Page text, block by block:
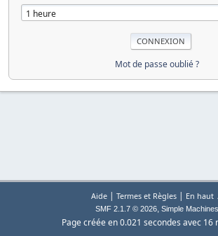
Mot de passe oublié ?
Aide| Termes et Règles| En haut
SMF 2.1.7 © 2026, Simple Machines
Page créée en 0.021 secondes avec 16